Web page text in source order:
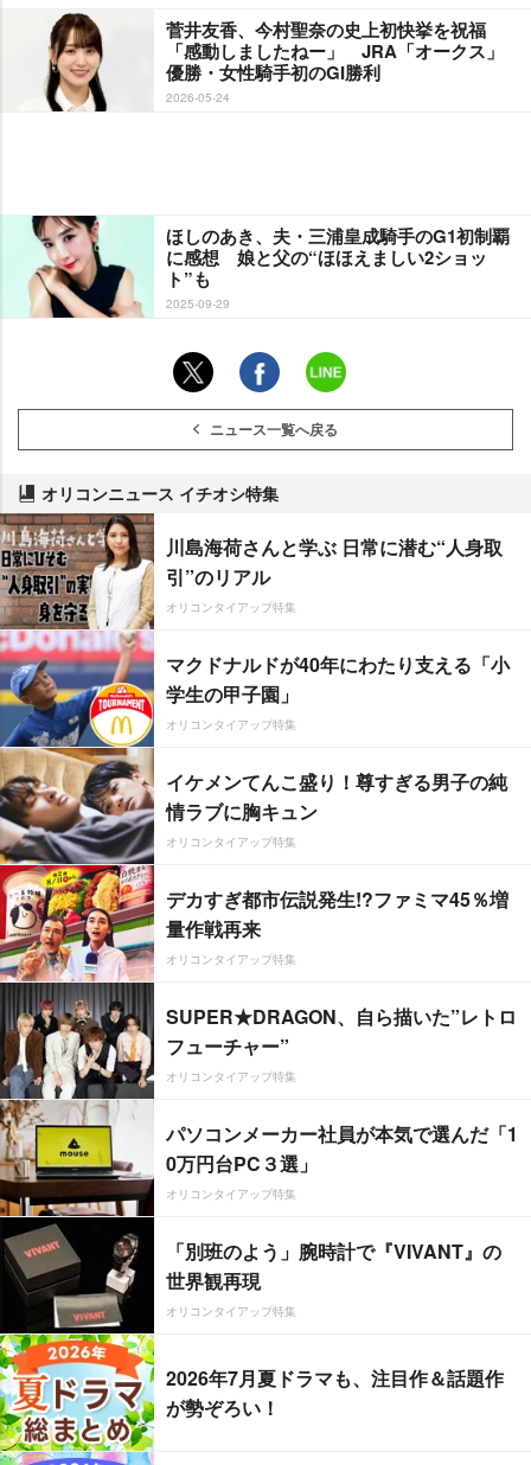
菅井友香、今村聖奈の史上初快挙を祝福
「感動しましたねー」 JRA「オークス」
優勝・女性騎手初のGI勝利
2026-05-24
ほしのあき、夫・三浦皇成騎手のG1初制覇
に感想 娘と父の“ほほえましい2ショッ
ト”も
2025-09-29
ニュース一覧へ戻る
オリコンニュース イチオシ特集
川島海荷さんと学ぶ 日常に潜む“人身取
引”のリアル
オリコンタイアップ特集
マクドナルドが40年にわたり支える「小
学生の甲子園」
オリコンタイアップ特集
イケメンてんこ盛り！尊すぎる男子の純
情ラブに胸キュン
オリコンタイアップ特集
デカすぎ都市伝説発生!?ファミマ45％増
量作戦再来
オリコンタイアップ特集
SUPER★DRAGON、自ら描いた”レトロ
フューチャー”
オリコンタイアップ特集
パソコンメーカー社員が本気で選んだ「1
0万円台PC３選」
オリコンタイアップ特集
「別班のよう」腕時計で『VIVANT』の
世界観再現
オリコンタイアップ特集
2026年7月夏ドラマも、注目作＆話題作
が勢ぞろい！